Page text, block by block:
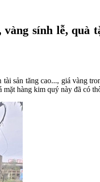
sính lễ, quà
sản tăng cao..., giá vàng
hàng kim quý này đã có